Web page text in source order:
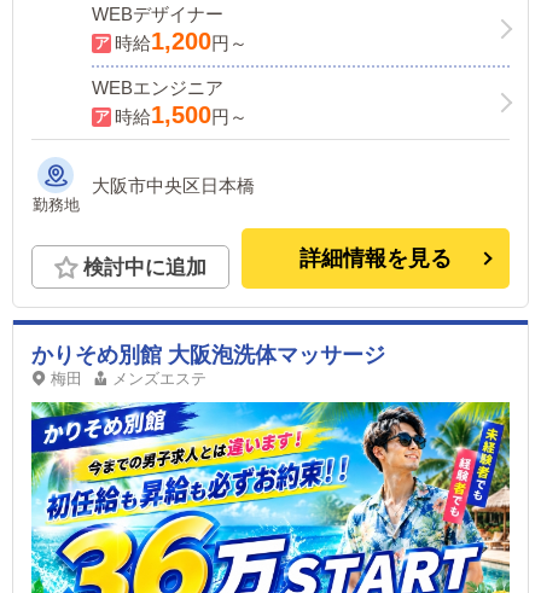
WEBデザイナー
時給1,200円～
WEBエンジニア
時給1,500円～
勤務地
大阪市中央区日本橋
検討中に追加 詳細情報を見る
かりそめ別館 大阪泡洗体マッサージ
梅田 メンズエステ